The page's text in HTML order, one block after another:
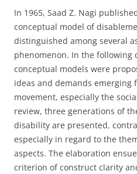
In 1965, Saad Z. Nagi
conceptual model of
distinguished among several
phenomenon. In the following
conceptual models were
ideas and demands emerging
movement, especially the
review, three generations of
disability are presented,
especially in regard to the
aspects. The elaboration
criterion of construct clarity